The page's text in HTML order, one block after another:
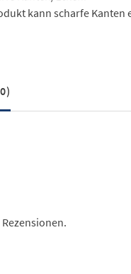
kann scharfe